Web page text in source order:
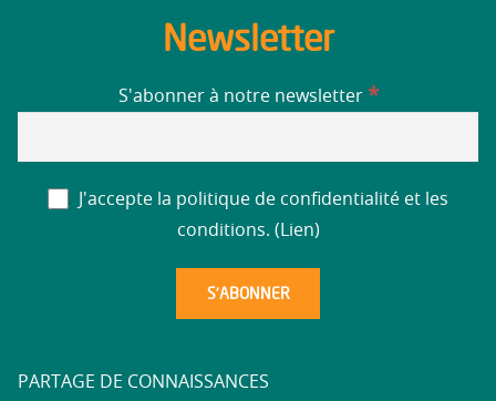
Newsletter
S'abonner à notre newsletter *
J'accepte la politique de confidentialité et les
conditions. ( Lien)
PARTAGE DE CONNAISSANCES